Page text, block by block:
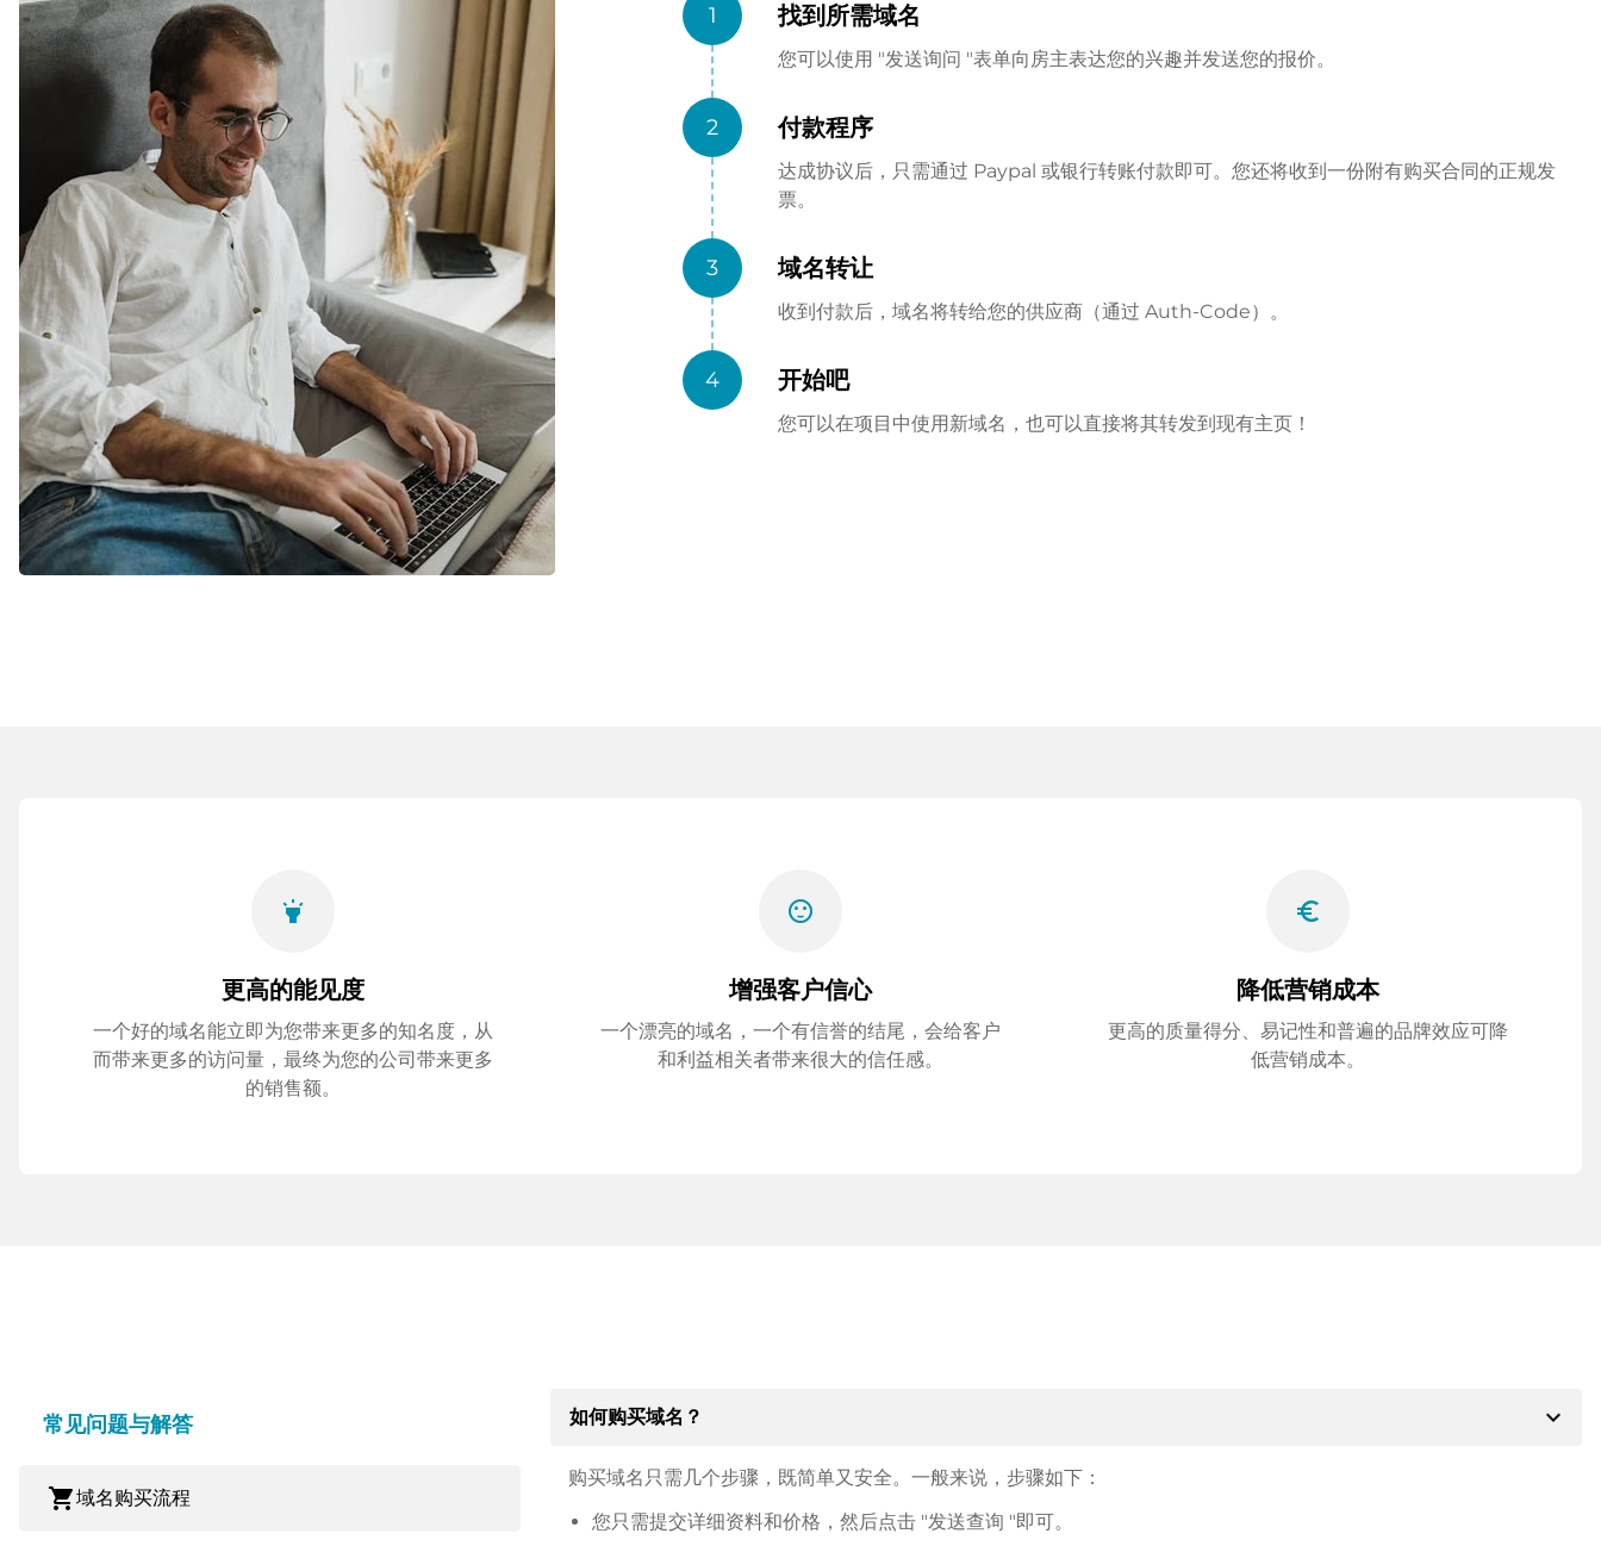
1 找到所需域名
您可以使用 "发送询问 "表单向房主表达您的兴趣并发送您的报价。
2 付款程序
达成协议后，只需通过 Paypal 或银行转账付款即可。您还将收到一份附有购买合同的正规发
票。
3 域名转让
收到付款后，域名将转给您的供应商（通过 Auth-Code）。
4 开始吧
您可以在项目中使用新域名，也可以直接将其转发到现有主页！
highlight
更高的能见度
一个好的域名能立即为您带来更多的知名度，从
而带来更多的访问量，最终为您的公司带来更多
的销售额。
sentiment_satisfied
增强客户信心
一个漂亮的域名，一个有信誉的结尾，会给客户
和利益相关者带来很大的信任感。
euro_symbol
降低营销成本
更高的质量得分、易记性和普遍的品牌效应可降
低营销成本。
常见问题与解答
shopping_cart域名购买流程
如何购买域名？ expand_more
购买域名只需几个步骤，既简单又安全。一般来说，步骤如下：
您只需提交详细资料和价格，然后点击 "发送查询 "即可。